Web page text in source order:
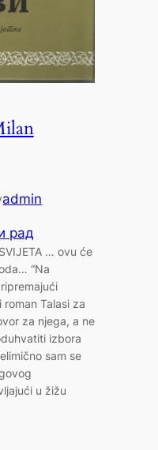
admin
рад
… ovu će
“Na
Talasi za
za njega, a ne
izbora
sam se
u žižu